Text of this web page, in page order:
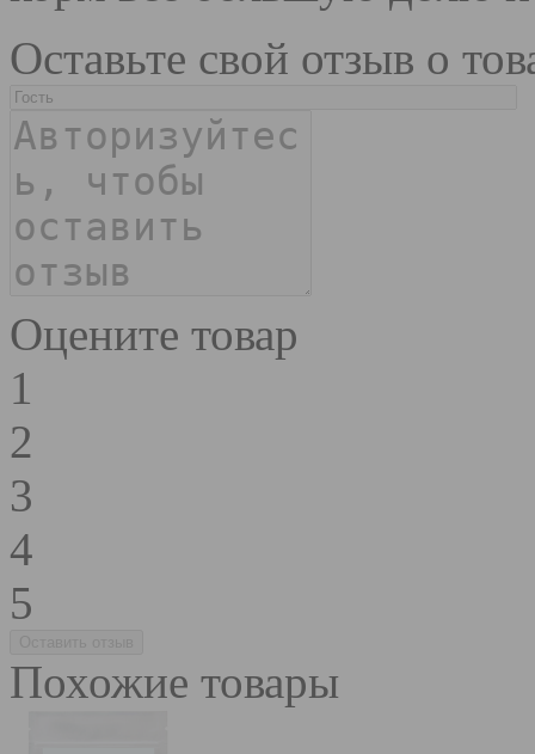
Оставьте свой отзыв о
Оцените товар
1
2
3
4
5
Похожие товары